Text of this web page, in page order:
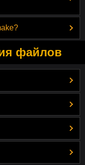
файлов